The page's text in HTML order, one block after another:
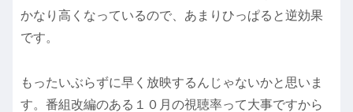
かなり高くなっているので、あまりひっぱると逆効果
です。
もったいぶらずに早く放映するんじゃないかと思いま
す。番組改編のある１０月の視聴率って大事ですから